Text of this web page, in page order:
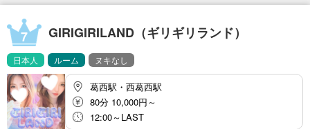
7 GIRIGIRILAND（ギリギリランド）
日本人 ルーム ヌキなし
葛西駅・西葛西駅
80分 10,000円～
12:00～LAST